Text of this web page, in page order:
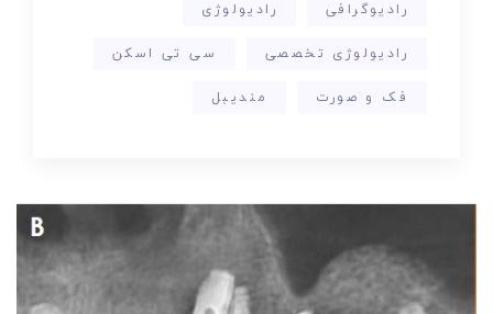
رادیوگرافی رادیولوژی
رادیولوژی تخصصی سی تی اسکن
فک و صورت مندیبل